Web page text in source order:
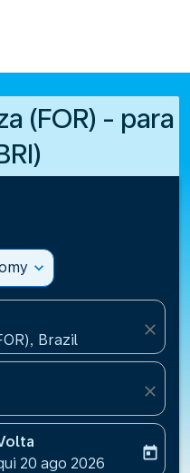
(FOR) - para
expand_more
Brazil
close
close
aria-label
booking-return-date-
20 ago 2026
today